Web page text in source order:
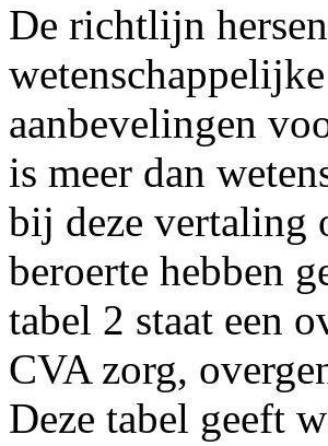
De richtlijn
aanbevelingen
is meer dan
bij deze vertaling
beroerte hebben
tabel 2 staat een
CVA zorg,
Deze tabel geeft